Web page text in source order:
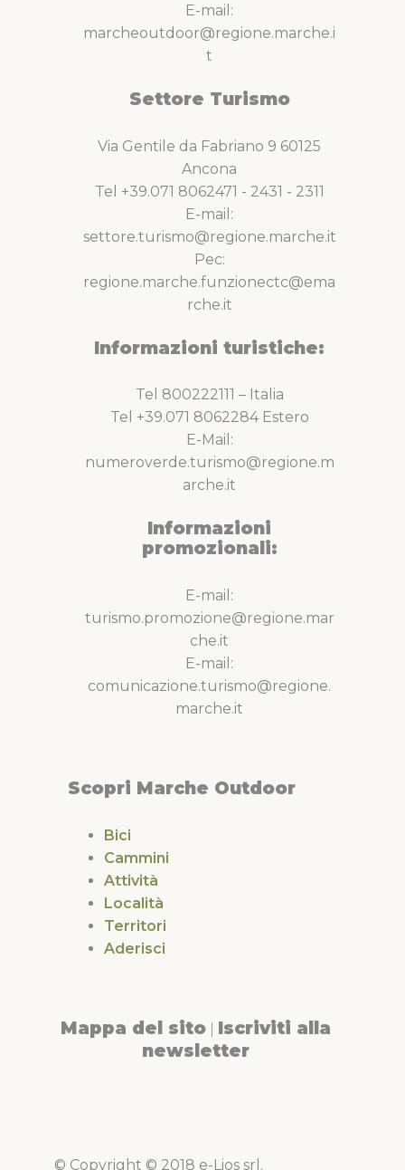
E-mail:
marcheoutdoor@regione.marche.i
t
Settore Turismo
Via Gentile da Fabriano 9 60125
Ancona
Tel +39.071 8062471 - 2431 - 2311
E-mail:
settore.turismo@regione.marche.it
Pec:
regione.marche.funzionectc@ema
rche.it
Informazioni turistiche:
Tel 800222111 – Italia
Tel +39.071 8062284 Estero
E-Mail:
numeroverde.turismo@regione.m
arche.it
Informazioni
promozionali:
E-mail:
turismo.promozione@regione.mar
che.it
E-mail:
comunicazione.turismo@regione.
marche.it
Scopri Marche Outdoor
Bici
Cammini
Attività
Località
Territori
Aderisci
Mappa del sito Iscriviti alla
newsletter
© Copyright © 2018 e-Lios srl.